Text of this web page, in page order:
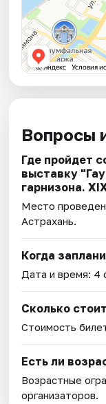
Вопросы
Где пройдет
выставку
гарнизона.
Место
Астрахань.
Когда
Дата и время: 4
Сколько
Стоимость
Есть ли
Возрастные
организаторов.